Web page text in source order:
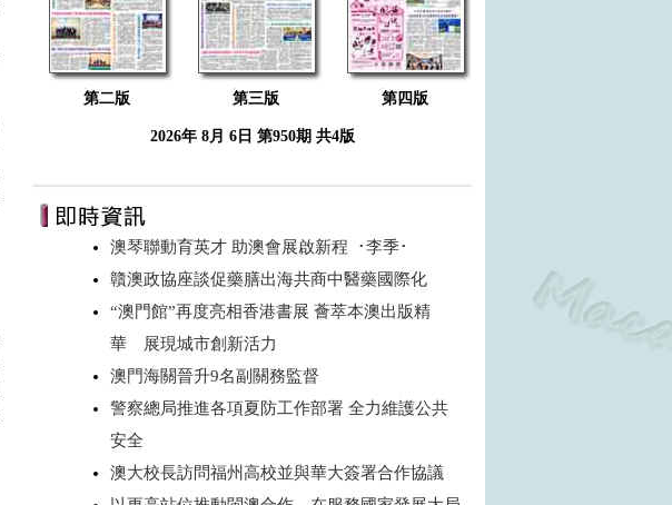
第二版 第三版 第四版
2026年 8月 6日 第950期 共4版
澳琴聯動育英才 助澳會展啟新程 ･李季･
贛澳政協座談促藥膳出海共商中醫藥國際化
“澳門館”再度亮相香港書展 薈萃本澳出版精
華 展現城市創新活力
澳門海關晉升9名副關務監督
警察總局推進各項夏防工作部署 全力維護公共
安全
澳大校長訪問福州高校並與華大簽署合作協議